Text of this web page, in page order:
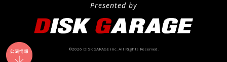
Presented by
©2026 DISK GARAGE inc. All Rights Reserved.